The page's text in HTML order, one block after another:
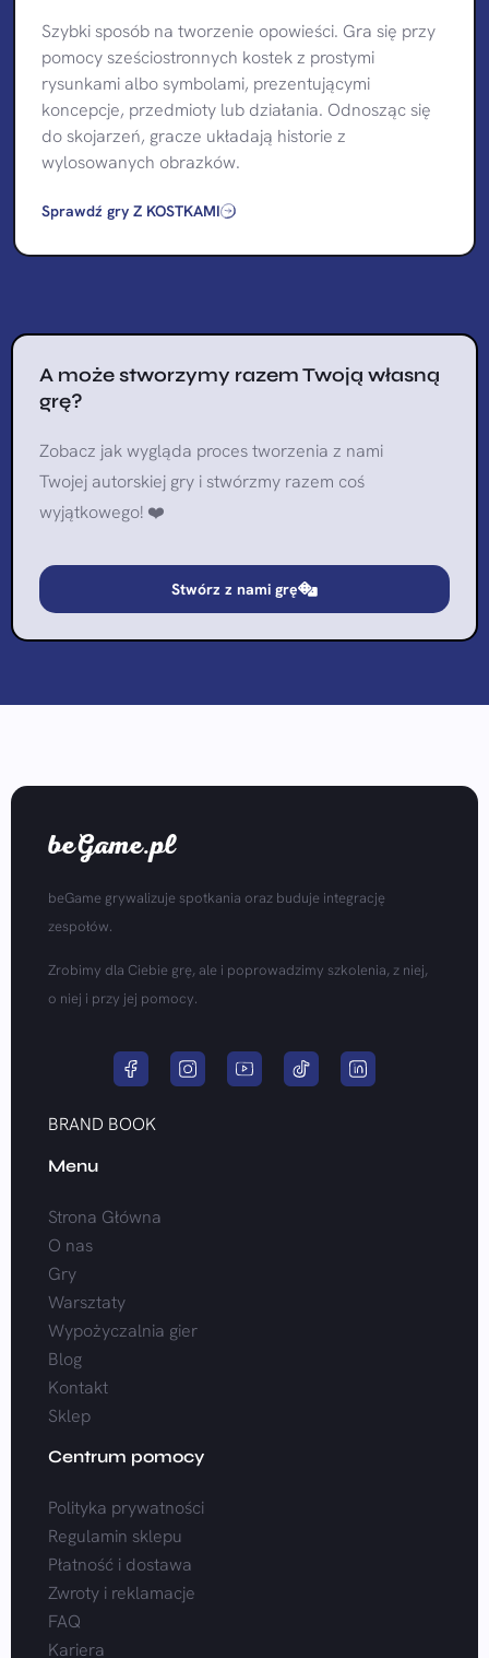
Szybki sposób na tworzenie opowieści. Gra się przy
pomocy sześciostronnych kostek z prostymi
rysunkami albo symbolami, prezentującymi
koncepcje, przedmioty lub działania. Odnosząc się
do skojarzeń, gracze układają historie z
wylosowanych obrazków.
Sprawdź gry Z KOSTKAMI
A może stworzymy razem Twoją własną
grę?
Zobacz jak wygląda proces tworzenia z nami
Twojej autorskiej gry i stwórzmy razem coś
wyjątkowego! ❤️
Stwórz z nami grę
beGame.pl
beGame grywalizuje spotkania oraz buduje integrację
zespołów.
Zrobimy dla Ciebie grę, ale i poprowadzimy szkolenia, z niej,
o niej i przy jej pomocy.
BRAND BOOK
Menu
Strona Główna
O nas
Gry
Warsztaty
Wypożyczalnia gier
Blog
Kontakt
Sklep
Centrum pomocy
Polityka prywatności
Regulamin sklepu
Płatność i dostawa
Zwroty i reklamacje
FAQ
Kariera